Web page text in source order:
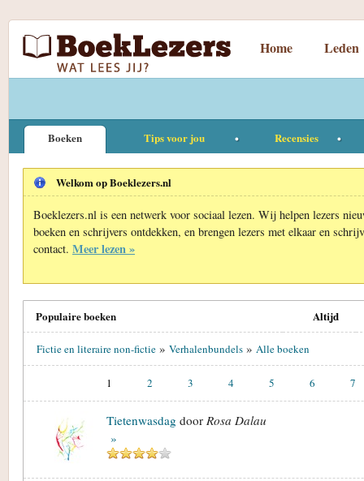
Home Leden
Boeken Tips voor jou Recensies
Welkom op Boeklezers.nl
Boeklezers.nl is een netwerk voor sociaal lezen. Wij helpen lezers
boeken en schrijvers ontdekken, en brengen lezers met elkaar en
contact. Meer lezen »
Populaire boeken Altijd
Fictie en literaire non-fictie » Verhalenbundels » Alle boeken
1 2 3 4 5 6 7
Tietenwasdag door Rosa Dalau
»